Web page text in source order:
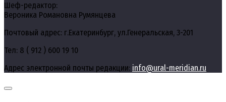
Шеф-редактор:
Вероника Романовна Румянцева
Почтовый адрес: г.Екатеринбург, ул.Генеральская, 3-201
Тел: 8 ( 912 ) 600 19 10
Адрес электронной почты редакции: info@ural-meridian.ru